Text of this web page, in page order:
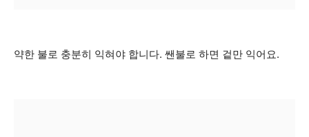
약한 불로 충분히 익혀야 합니다. 쌘불로 하면 겉만 익어요.